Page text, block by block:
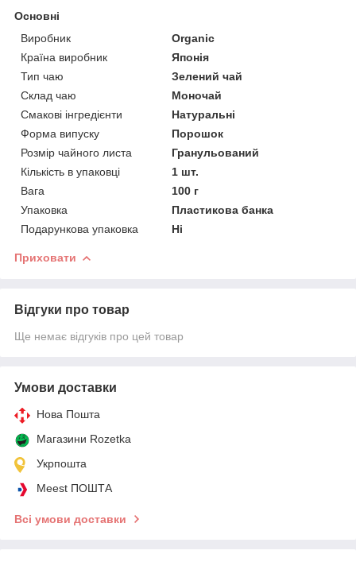
Основні
Виробник
Organic
Країна виробник
Японія
Тип чаю
Зелений чай
Склад чаю
Моночай
Смакові інгредієнти
Натуральні
Форма випуску
Порошок
Розмір чайного листа
Гранульований
Кількість в упаковці
1 шт.
Вага
100 г
Упаковка
Пластикова банка
Подарункова упаковка
Ні
Приховати
Відгуки про товар
Ще немає відгуків про цей товар
Умови доставки
Нова Пошта
Магазини Rozetka
Укрпошта
Meest ПОШТА
Всі умови доставки